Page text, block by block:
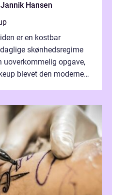
Jannik Hansen
er en kostbar
skønhedsregime
uoverkommelig opgave,
blevet den moderne